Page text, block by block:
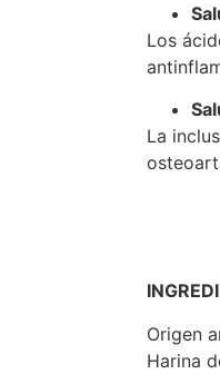
Los
La
Origen
Harina